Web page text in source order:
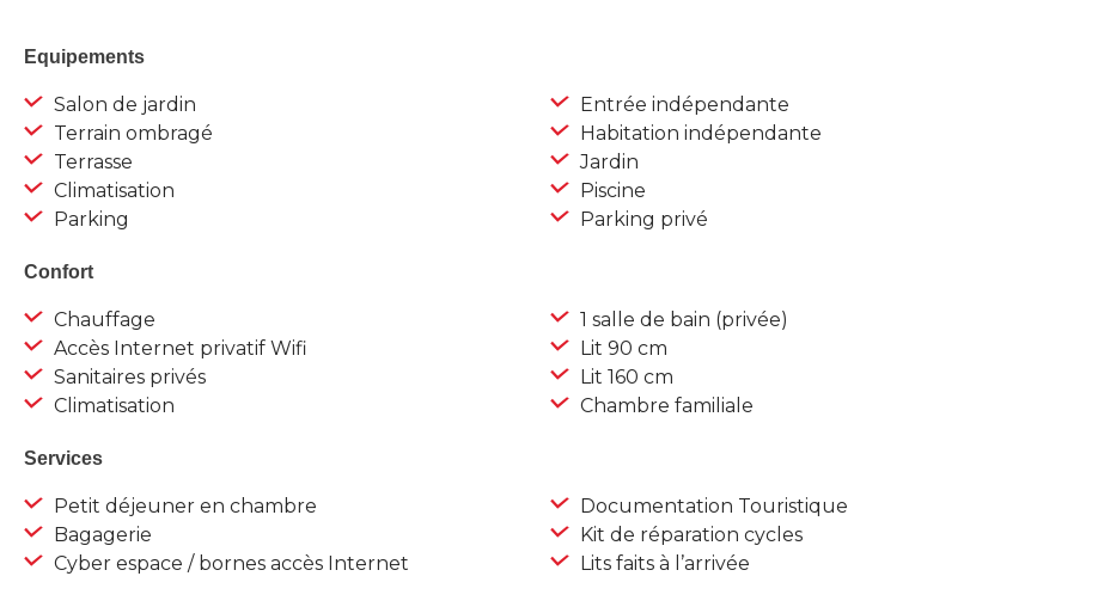
Equipements
Salon de jardin
Terrain ombragé
Terrasse
Climatisation
Parking
Entrée indépendante
Habitation indépendante
Jardin
Piscine
Parking privé
Confort
Chauffage
Accès Internet privatif Wifi
Sanitaires privés
Climatisation
1 salle de bain (privée)
Lit 90 cm
Lit 160 cm
Chambre familiale
Services
Petit déjeuner en chambre
Bagagerie
Cyber espace / bornes accès Internet
Documentation Touristique
Kit de réparation cycles
Lits faits à l’arrivée